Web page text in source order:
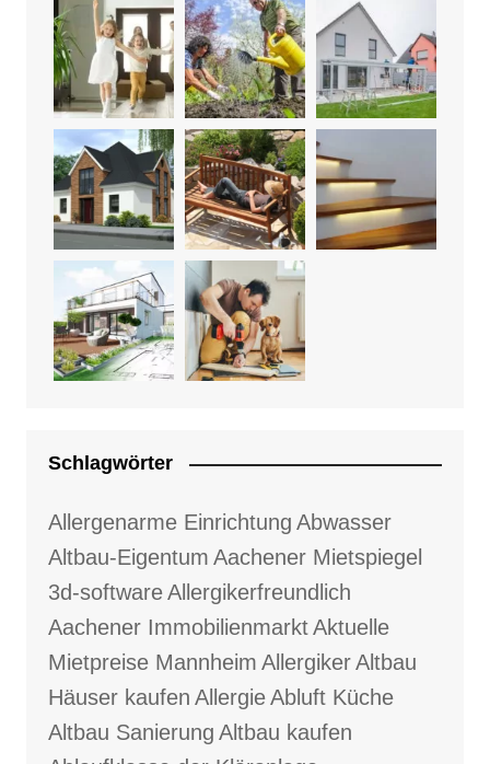
Schlagwörter
Allergenarme Einrichtung Abwasser
Altbau-Eigentum Aachener Mietspiegel
3d-softwareAllergikerfreundlich
Aachener ImmobilienmarktAktuelle
Mietpreise Mannheim AllergikerAltbau
Häuser kaufen AllergieAbluft Küche
Altbau Sanierung Altbau kaufen